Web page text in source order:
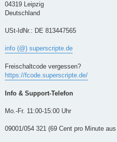
04319 Leipzig
Deutschland
USt-IdNr.: DE 813447565
info (@) superscripte.de
Freischaltcode vergessen?
https://fcode.superscripte.de/
Info & Support-Telefon
Mo.-Fr. 11:00-15:00 Uhr
09001/054 321 (69 Cent pro Minute